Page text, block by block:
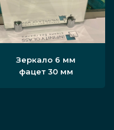
Зеркало 6 мм
фацет 30 мм